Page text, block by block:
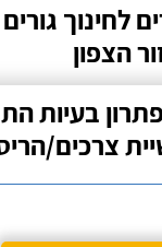
לחינוך
הצפון
פתרון בעיות
צרכים/